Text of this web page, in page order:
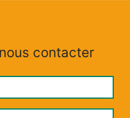
contacter